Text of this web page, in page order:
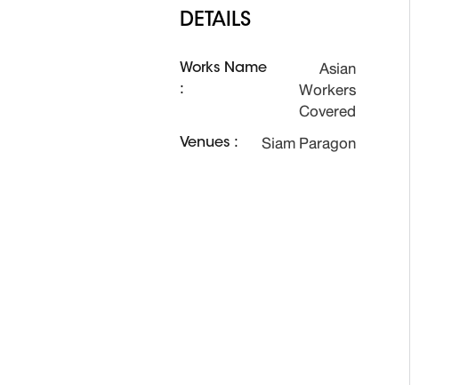
DETAILS
Works Name
:
Asian
Workers
Covered
Venues : Siam Paragon